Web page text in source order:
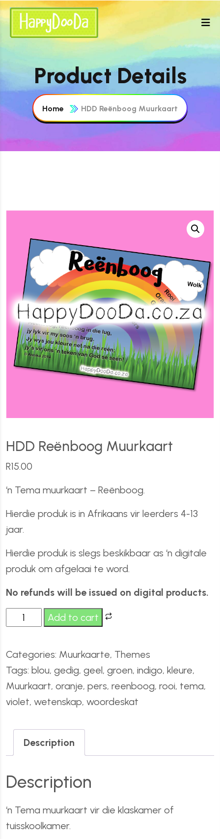
Product Details
Home HDD Reënboog Muurkaart
HDD Reënboog Muurkaart
R15.00
‘n Tema muurkaart – Reënboog.
Hierdie produk is in Afrikaans vir leerders 4-13
jaar.
Hierdie produk is slegs beskikbaar as ‘n digitale
produk om afgelaai te word.
No refunds will be issued on digital products.
Add to cart
Categories: Muurkaarte, Themes
Tags: blou, gedig, geel, groen, indigo, kleure,
Muurkaart, oranje, pers, reenboog, rooi, tema,
violet, wetenskap, woordeskat
Description
Description
‘n Tema muurkaart vir die klaskamer of
tuisskoolkamer.